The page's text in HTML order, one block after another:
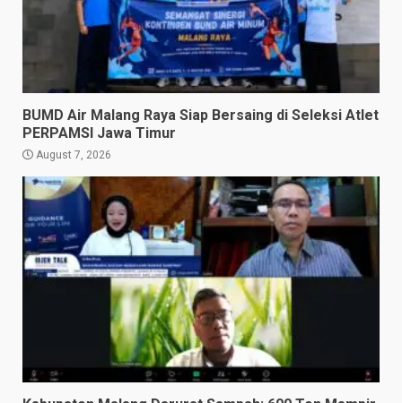
BUMD Air Malang Raya Siap Bersaing di Seleksi Atlet
PERPAMSI Jawa Timur
August 7, 2026